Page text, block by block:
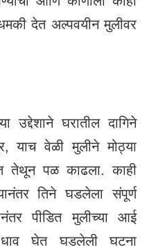
देत अल्पवयीन मुलीवर
उद्देशाने घरातील दागिने
याच वेळी मुलीने मोठ्या
तेथून पळ काढला. काही
तिने घडलेला संपूर्ण
पीडित मुलीच्या आई
धाव घेत घडलेली घटना